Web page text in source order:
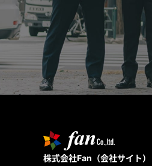
株式会社Fan（会社サイト）